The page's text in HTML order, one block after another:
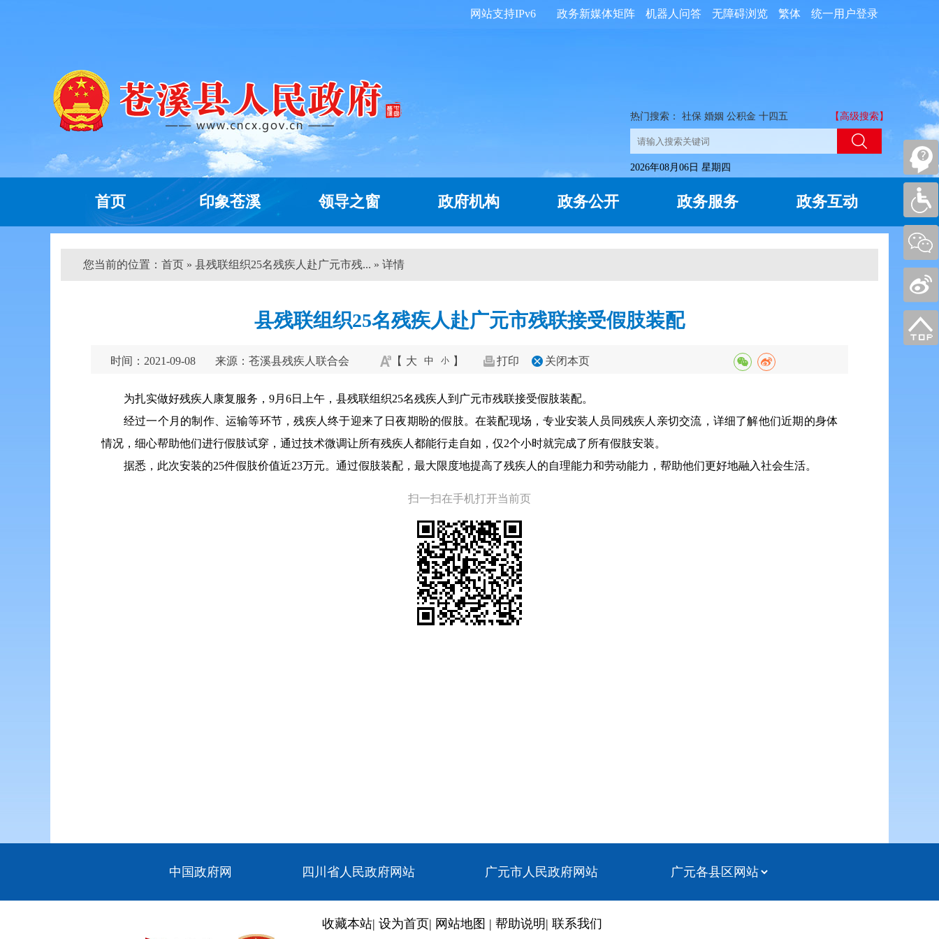
统一用户登录
繁体
无障碍浏览
机器人问答
政务新媒体矩阵
网站支持IPv6
热门搜索： 社保 婚姻 公积金 十四五 【高级搜索】
2026年08月06日 星期四
首页 印象苍溪 领导之窗 政府机构 政务公开 政务服务 政务互动
您当前的位置： 首页 » 县残联组织25名残疾人赴广元市残... » 详情
县残联组织25名残疾人赴广元市残联接受假肢装配
时间：2021-09-08 来源：苍溪县残疾人联合会 【 大 中 小 】 打印 关闭本页
为扎实做好残疾人康复服务，9月6日上午，县残联组织25名残疾人到广元市残联接受假肢装配。
经过一个月的制作、运输等环节，残疾人终于迎来了日夜期盼的假肢。在装配现场，专业安装人员同残疾人亲切交流，详细了解他们近期的身体
情况，细心帮助他们进行假肢试穿，通过技术微调让所有残疾人都能行走自如，仅2个小时就完成了所有假肢安装。
据悉，此次安装的25件假肢价值近23万元。通过假肢装配，最大限度地提高了残疾人的自理能力和劳动能力，帮助他们更好地融入社会生活。
扫一扫在手机打开当前页
中国政府网 四川省人民政府网站 广元市人民政府网站
收藏本站| 设为首页| 网站地图 | 帮助说明 | 联系我们